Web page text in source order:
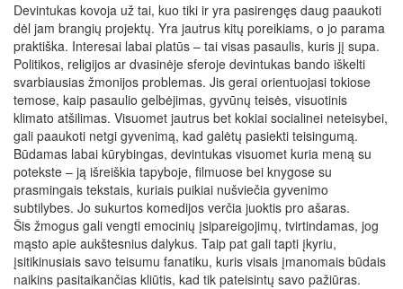
Devintukas kovoja už tai, kuo tiki ir yra pasirengęs daug paaukoti
dėl jam brangių projektų. Yra jautrus kitų poreikiams, o jo parama
praktiška. Interesai labai platūs – tai visas pasaulis, kuris jį supa.
Politikos, religijos ar dvasinėje sferoje devintukas bando iškelti
svarbiausias žmonijos problemas. Jis gerai orientuojasi tokiose
temose, kaip pasaulio gelbėjimas, gyvūnų teisės, visuotinis
klimato atšilimas. Visuomet jautrus bet kokiai socialinei neteisybei,
gali paaukoti netgi gyvenimą, kad galėtų pasiekti teisingumą.
Būdamas labai kūrybingas, devintukas visuomet kuria meną su
potekste – ją išreiškia tapyboje, filmuose bei knygose su
prasmingais tekstais, kuriais puikiai nušviečia gyvenimo
subtilybes. Jo sukurtos komedijos verčia juoktis pro ašaras.
Šis žmogus gali vengti emocinių įsipareigojimų, tvirtindamas, jog
mąsto apie aukštesnius dalykus. Taip pat gali tapti įkyriu,
įsitikinusiais savo teisumu fanatiku, kuris visais įmanomais būdais
naikins pasitaikančias kliūtis, kad tik pateisintų savo pažiūras.